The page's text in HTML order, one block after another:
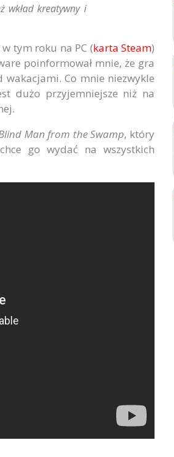
wkład kreatywny i
tym roku na PC (karta Steam)
poinformował mnie, że gra
Co mnie niezwykle
dużo przyjemniejsze niż na
Man from the Swamp, który
go wydać na wszystkich